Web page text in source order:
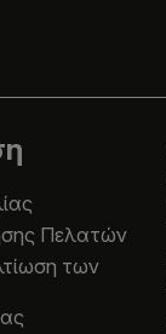
Πελατών
των